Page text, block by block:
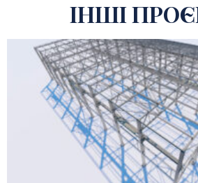
ІНШІ